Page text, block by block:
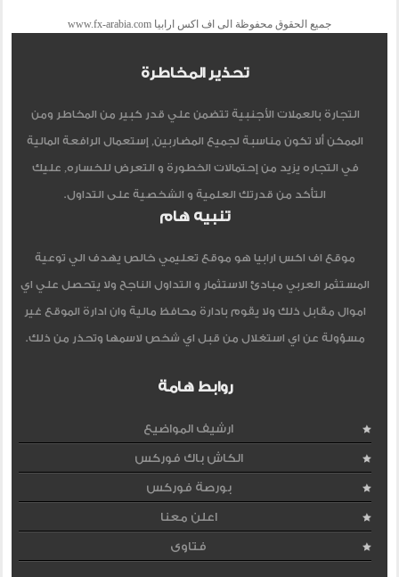
جميع الحقوق محفوظة الى اف اكس ارابيا www.fx-arabia.com
تحذير المخاطرة
التجارة بالعملات الأجنبية تتضمن علي قدر كبير من المخاطر ومن
الممكن ألا تكون مناسبة لجميع المضاربين, إستعمال الرافعة المالية
في التجاره يزيد من إحتمالات الخطورة و التعرض للخساره, عليك
التأكد من قدرتك العلمية و الشخصية على التداول.
تنبيه هام
موقع اف اكس ارابيا هو موقع تعليمي خالص يهدف الي توعية
المستثمر العربي مبادئ الاستثمار و التداول الناجح ولا يتحصل علي اي
اموال مقابل ذلك ولا يقوم بادارة محافظ مالية وان ادارة الموقع غير
مسؤولة عن اي استغلال من قبل اي شخص لاسمها وتحذر من ذلك.
روابط هامة
ارشيف المواضيع
الكاش باك فوركس
بورصة فوركس
اعلن معنا
فتاوى